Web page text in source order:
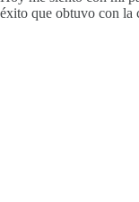
éxito que obtuvo con la